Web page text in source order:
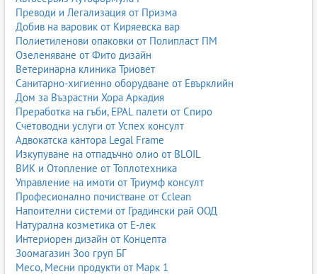
Преводи и Легализация от Призма
Добив на варовик от Киряевска вар
Полиетиленови опаковки от Полипласт ПМ
Озеленяване от Фито дизайн
Ветеринарна клиника Триовет
Санитарно-хигиенно оборудване от Евърклийн
Дом за Възрастни Хора Аркадия
Преработка на гъби, EPAL палети от Спиро
Счетоводни услуги от Успех консулт
Адвокатска кантора Legal Frame
Изкупуване на отпадъчно олио от BLOIL
ВИК и Отопление от Топлотехника
Управление на имоти от Триумф консулт
Професионално почистване от Cclean
Напоителни системи от Градински рай ООД
Натурална козметика от Е-лек
Интериорен дизайн от Концепта
Зоомагазин Зоо груп БГ
Месо, Месни продукти от Марк 1